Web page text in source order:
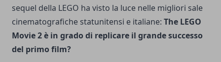
sequel della LEGO ha visto la luce nelle migliori sale
cinematografiche statunitensi e italiane: The LEGO
Movie 2 è in grado di replicare il grande successo
del primo film?